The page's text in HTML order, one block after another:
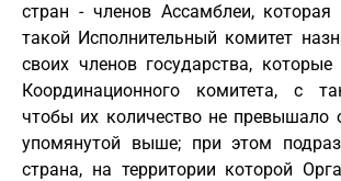
стран - членов Ассамблеи, которая
такой Исполнительный комитет
своих членов государства,
Координационного комитета, с
чтобы их количество не превышало
упомянутой выше; при этом
страна, на территории которой